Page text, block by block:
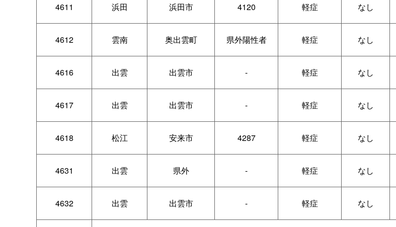
4611 浜田 浜田市 4120 軽症 なし
4612 雲南 奥出雲町 県外陽性者 軽症 なし
4616 出雲 出雲市 - 軽症 なし
4617 出雲 出雲市 - 軽症 なし
4618 松江 安来市 4287 軽症 なし
4631 出雲 県外 - 軽症 なし
4632 出雲 出雲市 - 軽症 なし